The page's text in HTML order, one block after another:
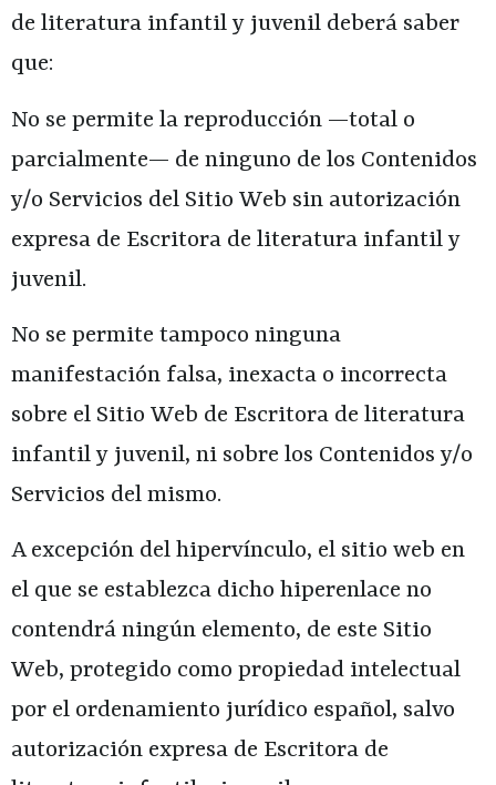
de literatura infantil y juvenil deberá saber
que:
No se permite la reproducción —total o
parcialmente— de ninguno de los Contenidos
y/o Servicios del Sitio Web sin autorización
expresa de Escritora de literatura infantil y
juvenil.
No se permite tampoco ninguna
manifestación falsa, inexacta o incorrecta
sobre el Sitio Web de Escritora de literatura
infantil y juvenil, ni sobre los Contenidos y/o
Servicios del mismo.
A excepción del hipervínculo, el sitio web en
el que se establezca dicho hiperenlace no
contendrá ningún elemento, de este Sitio
Web, protegido como propiedad intelectual
por el ordenamiento jurídico español, salvo
autorización expresa de Escritora de